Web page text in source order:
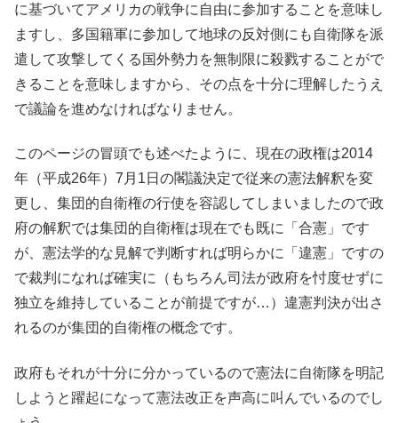
に基づいてアメリカの戦争に自由に参加することを意味し
ますし、多国籍軍に参加して地球の反対側にも自衛隊を派
遣して攻撃してくる国外勢力を無制限に殺戮することがで
きることを意味しますから、その点を十分に理解したうえ
で議論を進めなければなりません。
このページの冒頭でも述べたように、現在の政権は2014
年（平成26年）7月1日の閣議決定で従来の憲法解釈を変
更し、集団的自衛権の行使を容認してしまいましたので政
府の解釈では集団的自衛権は現在でも既に「合憲」です
が、憲法学的な見解で判断すれば明らかに「違憲」ですの
で裁判になれば確実に（もちろん司法が政府を忖度せずに
独立を維持していることが前提ですが…）違憲判決が出さ
れるのが集団的自衛権の概念です。
政府もそれが十分に分かっているので憲法に自衛隊を明記
しようと躍起になって憲法改正を声高に叫んでいるのでし